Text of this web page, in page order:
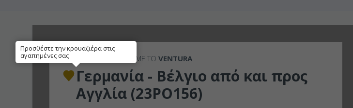
5ΉΜΕΡΗ ΚΡΟΥΑΖΙΕΡΑ ΜΕ ΤΟVENTURA
Γερμανία - Βέλγιο από και προς
Αγγλία (23PO156)
Προσθέστε την κρουαζιέρα στις
αγαπημένες σας